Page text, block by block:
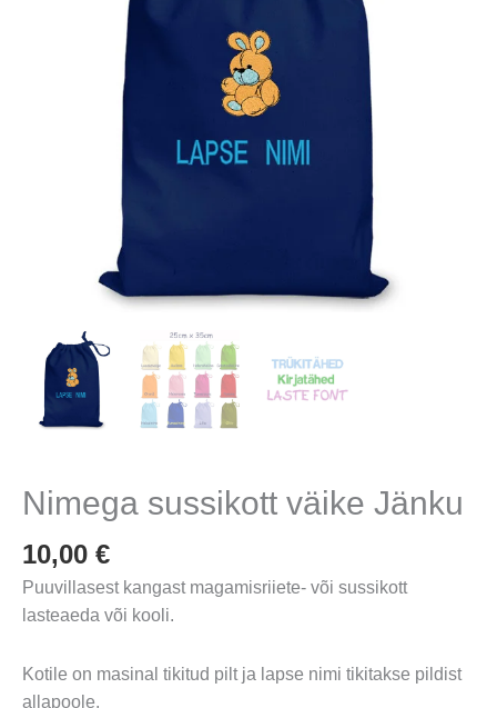
Nimega sussikott väike Jänku
10,00 €
Puuvillasest kangast magamisriiete- või sussikott
lasteaeda või kooli.
Kotile on masinal tikitud pilt ja lapse nimi tikitakse pildist
allapoole.